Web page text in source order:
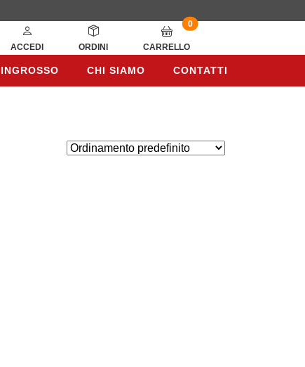
ACCEDI ORDINI
0
CARRELLO
INGROSSO CHI SIAMO CONTATTI
INGROSSO CHI SIAMO CONTATTI